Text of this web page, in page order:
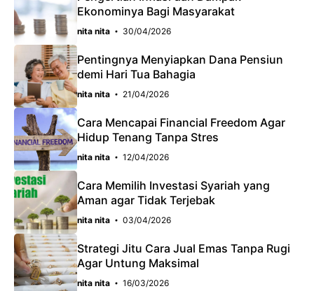
o p
p
m
Ekonominya Bagi Masyarakat
nita nita 30/04/2026
Pentingnya Menyiapkan Dana Pensiun
demi Hari Tua Bahagia
nita nita 21/04/2026
Cara Mencapai Financial Freedom Agar
Hidup Tenang Tanpa Stres
nita nita 12/04/2026
Cara Memilih Investasi Syariah yang
Aman agar Tidak Terjebak
nita nita 03/04/2026
Strategi Jitu Cara Jual Emas Tanpa Rugi
Agar Untung Maksimal
nita nita 16/03/2026